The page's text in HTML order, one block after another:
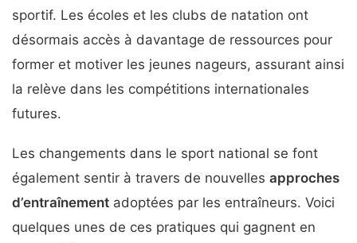
sportif. Les écoles et les clubs de natation ont
désormais accès à davantage de ressources pour
former et motiver les jeunes nageurs, assurant ainsi
la relève dans les compétitions internationales
futures.
Les changements dans le sport national se font
également sentir à travers de nouvelles approches
d’entraînement adoptées par les entraîneurs. Voici
quelques unes de ces pratiques qui gagnent en